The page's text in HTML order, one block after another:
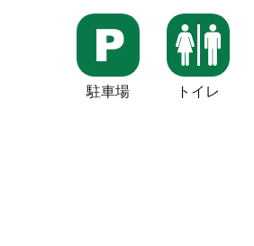
駐車場 トイレ